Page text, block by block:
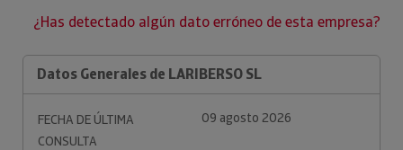
¿Has detectado algún dato erróneo de esta empresa?
Datos Generales de LARIBERSO SL
FECHA DE ÚLTIMA
CONSULTA
09 agosto 2026